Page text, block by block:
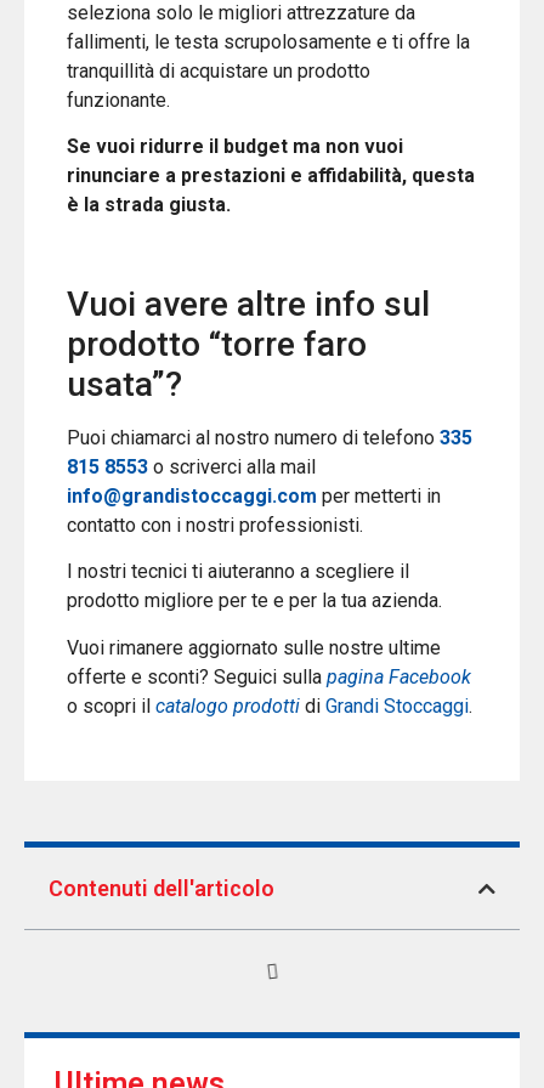
seleziona solo le migliori attrezzature da
fallimenti, le testa scrupolosamente e ti offre la
tranquillità di acquistare un prodotto
funzionante.
Se vuoi ridurre il budget ma non vuoi
rinunciare a prestazioni e affidabilità, questa
è la strada giusta.
Vuoi avere altre info sul
prodotto “torre faro
usata”?
Puoi chiamarci al nostro numero di telefono 335
815 8553 o scriverci alla mail
info@grandistoccaggi.com per metterti in
contatto con i nostri professionisti.
I nostri tecnici ti aiuteranno a scegliere il
prodotto migliore per te e per la tua azienda.
Vuoi rimanere aggiornato sulle nostre ultime
offerte e sconti? Seguici sulla pagina Facebook
o scopri il catalogo prodotti di Grandi Stoccaggi.
Contenuti dell'articolo